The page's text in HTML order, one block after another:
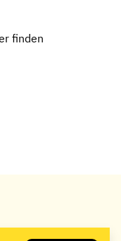
finden